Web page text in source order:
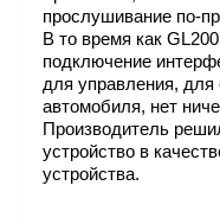
прослушивание по-
В то время как
подключение
для управления, для
автомобиля, нет
Производитель
устройство в
устройства.